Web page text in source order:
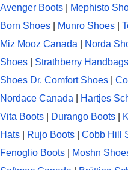
Avenger Boots Mephisto
Born Shoes
Munro Shoes
Miz Mooz Canada
Norda
Shoes
Strathberry Handbags
Shoes Dr. Comfort Shoes
Nordace Canada
Hartjes
Vita Boots
Durango Boots
Hats
Rujo Boots Cobb Hill
Fenoglio Boots
Moshn